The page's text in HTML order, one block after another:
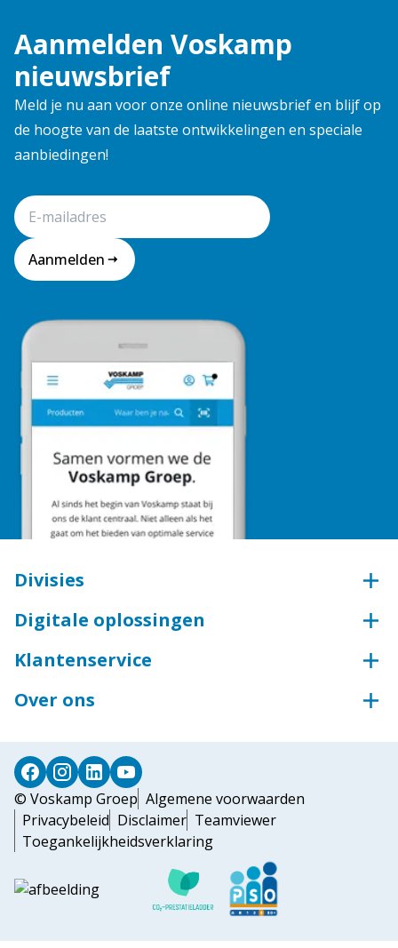
Aanmelden Voskamp
nieuwsbrief
Meld je nu aan voor onze online nieuwsbrief en blijf op
de hoogte van de laatste ontwikkelingen en speciale
aanbiedingen!
Aanmelden
Divisies
Aluminium
Groothandel voor bouw en industrie
Toegangstechniek
Deursystemen
Digitale oplossingen
Sleutelservice
Inloggen ECmanage
Steiger Configurator
Dorpel bestellen
Profiel bestellen
Klantenservice
Retourneren
Over ons
© Voskamp Groep Algemene voorwaarden
Privacybeleid Disclaimer Teamviewer
Toegankelijkheidsverklaring